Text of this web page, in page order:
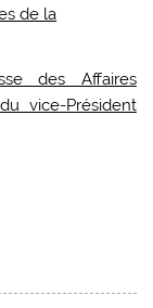
de la
des Affaires
vice-Président